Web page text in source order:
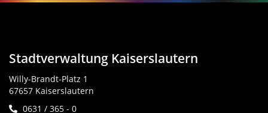
Stadtverwaltung Kaiserslautern
Willy-Brandt-Platz 1
67657 Kaiserslautern
0631 / 365 - 0